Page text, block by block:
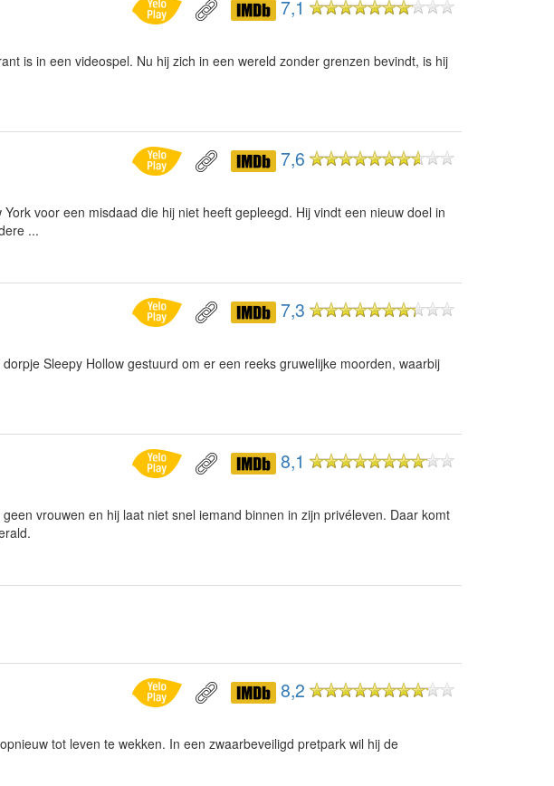
7,1
is in een videospel. Nu hij zich in een wereld zonder grenzen bevindt, is hij
7,6
voor een misdaad die hij niet heeft gepleegd. Hij vindt een nieuw doel in
...
7,3
Sleepy Hollow gestuurd om er een reeks gruwelijke moorden, waarbij
8,1
vrouwen en hij laat niet snel iemand binnen in zijn privéleven. Daar komt
8,2
tot leven te wekken. In een zwaarbeveiligd pretpark wil hij de